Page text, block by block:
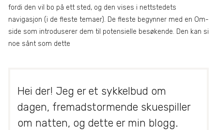
fordi den vil bo på ett sted, og den vises i nettstedets
navigasjon (i de fleste temaer). De fleste begynner med en Om-
side som introduserer dem til potensielle besøkende. Den kan si
noe sånt som dette
Hei der! Jeg er et sykkelbud om
dagen, fremadstormende skuespiller
om natten, og dette er min blogg.